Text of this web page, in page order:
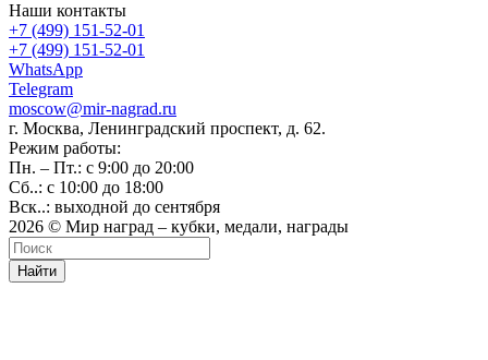
Наши контакты
+7 (499) 151-52-01
+7 (499) 151-52-01
WhatsApp
Telegram
moscow@mir-nagrad.ru
г. Москва, Ленинградский проспект, д. 62.
Режим работы:
Пн. – Пт.: с 9:00 до 20:00
Сб..: с 10:00 до 18:00
Вск..: выходной до сентября
2026 © Мир наград – кубки, медали, награды
Найти